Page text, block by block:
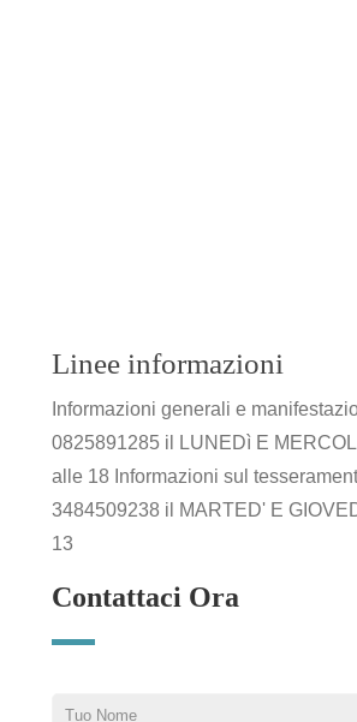
Linee informazioni
Informazioni generali e
0825891285 il LUNEDì E
alle 18 Informazioni sul
3484509238 il MARTED' E
13
Contattaci Ora